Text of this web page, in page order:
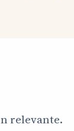
relevante.